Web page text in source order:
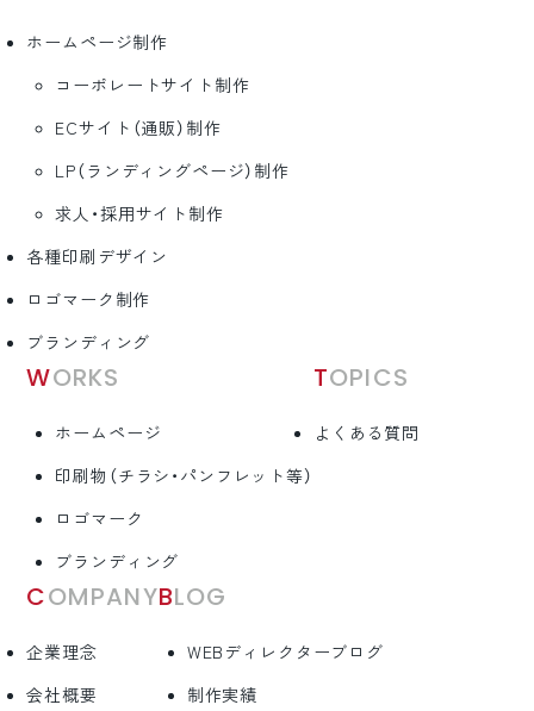
ホームページ制作
コーポレートサイト制作
ECサイト（通販）制作
LP（ランディングページ）制作
求人・採用サイト制作
各種印刷デザイン
ロゴマーク制作
ブランディング
WORKS
ホームページ
印刷物（チラシ・パンフレット等）
ロゴマーク
ブランディング
TOPICS
よくある質問
COMPANY
企業理念
会社概要
BLOG
WEBディレクターブログ
制作実績